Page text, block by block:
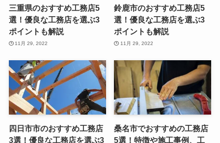
三重県のおすすめ工務店5
選！優良な工務店を選ぶ3
ポイントも解説
11月 29, 2022
鈴鹿市のおすすめ工務店5
選！優良な工務店を選ぶ3
ポイントも解説
11月 29, 2022
四日市市のおすすめ工務店
3選！優良な工務店を選ぶ3
桑名市でおすすめの工務店
5選！特徴や施工事例、工